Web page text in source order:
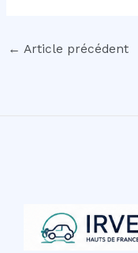
← Article précédent